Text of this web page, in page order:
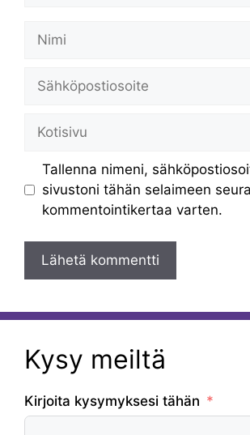
Nimi
Sähköpostiosoite
Kotisivu
Tallenna nimeni,
sivustoni tähän selaimeen
kommentointikertaa varten.
Kysy meiltä
Kirjoita kysymyksesi tähän